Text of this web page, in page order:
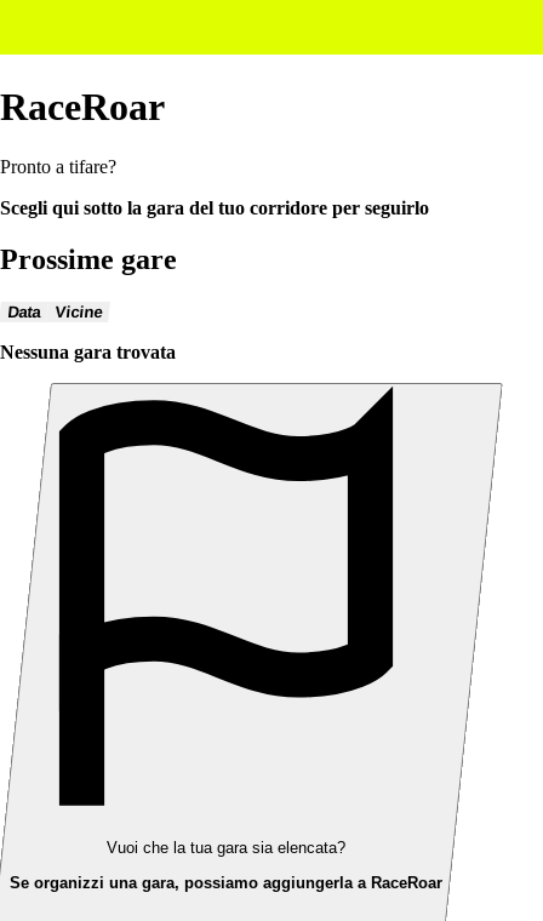
RaceRoar
Pronto a tifare?
Scegli qui sotto la gara del tuo corridore per seguirlo
Prossime gare
Data Vicine
Nessuna gara trovata
Vuoi che la tua gara sia elencata?
Se organizzi una gara, possiamo aggiungerla a RaceRoar